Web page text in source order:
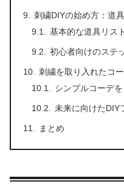
刺繍DIYの始め方：道
基本的な道具リスト
初心者向けのステ
刺繍を取り入れたコ
シンプルコーデ
未来に向けたDIY
まとめ